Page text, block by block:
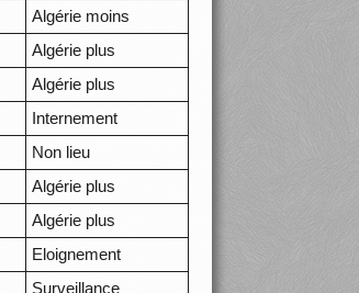
Algérie moins
Algérie plus
Algérie plus
Internement
Non lieu
Algérie plus
Algérie plus
Eloignement
Surveillance